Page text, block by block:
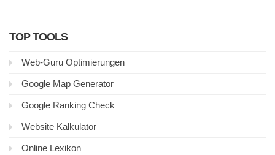
TOP TOOLS
Web-Guru Optimierungen
Google Map Generator
Google Ranking Check
Website Kalkulator
Online Lexikon